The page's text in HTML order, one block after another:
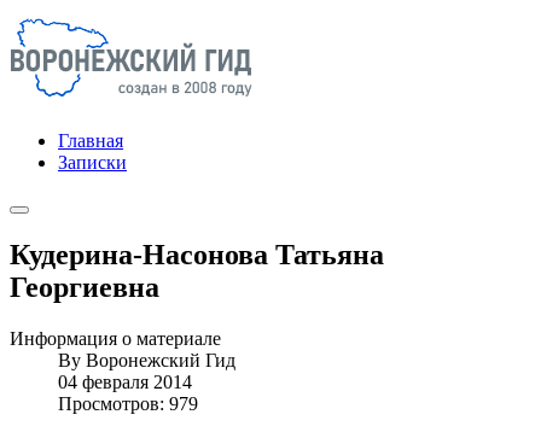
Главная
Записки
Кудерина-Насонова Татьяна
Георгиевна
Информация о материале
By Воронежский Гид
04 февраля 2014
Просмотров: 979